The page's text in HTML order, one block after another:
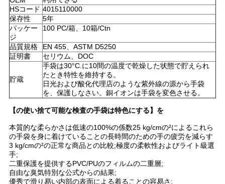
場
合
PRIVACY
POLICY
HSコード 4015110000
保存性
5年
パッケー
ジ
100 PC/箱、10箱/Ctn
品質規格 EN 455、 ASTM D5250
証明書
セリウム、DOC
貯蔵
手袋は30°C.に10間の温度で乾燥した状態で貯えられ
たとき特性を維持する。
日光および酸化代理店のような紫外線の源から手袋
を、保護しなさい。銅イオンは手袋を変色させる。
【の使い捨て可能な検査の手袋は特色にする】を
本質的な柔らかさは低速の100%の係数25 kg/cmの²によるこれら
の手袋を身に着けていることの長時間のための手の疲労を減らす
3 kg/cmの²の正常な商品との比較;極度の柔軟性およびライト級選
手;
二重保護を提供するPVC/PUのフィルムの二重層;
自由な臭気特別な公式からの結果;
優秀で滑り易い内部の表面による着ることの容易さ;